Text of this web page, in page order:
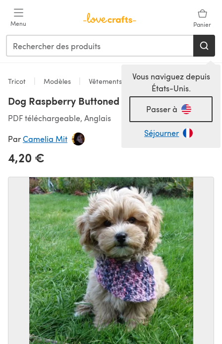
Menu Panier
Vous naviguez depuis
États-Unis.
Passer à
Séjourner
Tricot Modèles Vêtements pour animaux
Dog Raspberry Buttoned Cowl
PDF téléchargeable, Anglais
ParCamelia Mit
4,20 €